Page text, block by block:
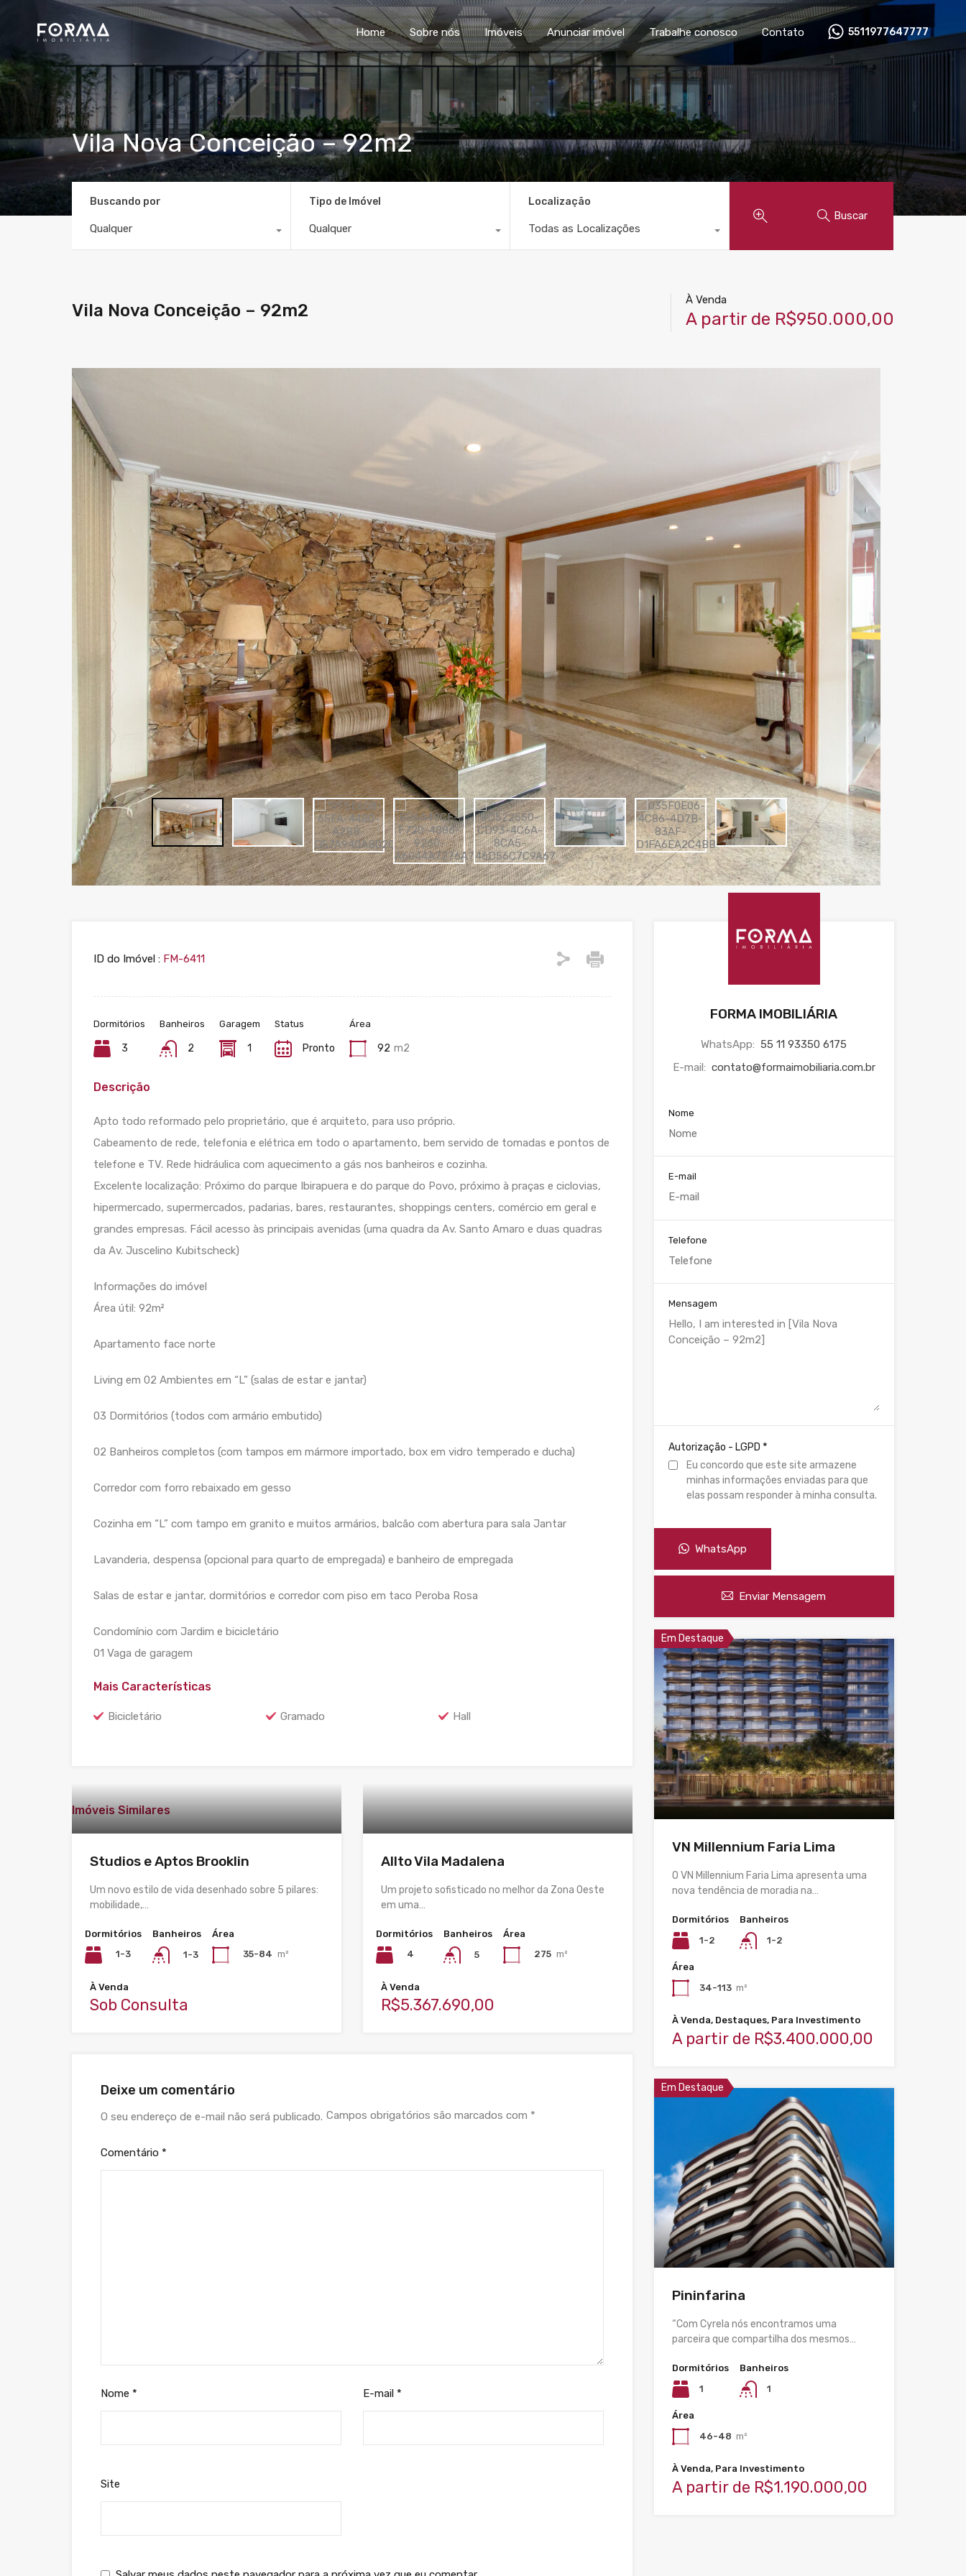
Home Sobre nós Imóveis Anunciar imóvel Trabalhe conosco Contato
Home Sobre nós Imóveis Anunciar imóvel Trabalhe conosco Contato 5511977647777
Vila Nova Conceição – 92m2
Buscando por
Qualquer
Tipo de Imóvel
Qualquer
Localização
Todas as Localizações
Buscar
Vila Nova Conceição – 92m2
À Venda
A partir de R$950.000,00
ID do Imóvel : FM-6411
Dormitórios
3
Banheiros
2
Garagem
1
Status
Pronto
Área
92 m2
Descrição
Apto todo reformado pelo proprietário, que é arquiteto, para uso próprio.
Cabeamento de rede, telefonia e elétrica em todo o apartamento, bem servido de tomadas e pontos de
telefone e TV. Rede hidráulica com aquecimento a gás nos banheiros e cozinha.
Excelente localização: Próximo do parque Ibirapuera e do parque do Povo, próximo à praças e ciclovias,
hipermercado, supermercados, padarias, bares, restaurantes, shoppings centers, comércio em geral e
grandes empresas. Fácil acesso às principais avenidas (uma quadra da Av. Santo Amaro e duas quadras
da Av. Juscelino Kubitscheck)
Informações do imóvel
Área útil: 92m²
Apartamento face norte
Living em 02 Ambientes em “L” (salas de estar e jantar)
03 Dormitórios (todos com armário embutido)
02 Banheiros completos (com tampos em mármore importado, box em vidro temperado e ducha)
Corredor com forro rebaixado em gesso
Cozinha em “L” com tampo em granito e muitos armários, balcão com abertura para sala Jantar
Lavanderia, despensa (opcional para quarto de empregada) e banheiro de empregada
Salas de estar e jantar, dormitórios e corredor com piso em taco Peroba Rosa
Condomínio com Jardim e bicicletário
01 Vaga de garagem
Mais Características
Bicicletário Gramado Hall
Imóveis Similares
Studios e Aptos Brooklin
Um novo estilo de vida desenhado sobre 5 pilares:
mobilidade,…
Dormitórios
1-3
Banheiros
1-3
Área
35-84 m²
À Venda
Sob Consulta
Allto Vila Madalena
Um projeto sofisticado no melhor da Zona Oeste
em uma…
Dormitórios
4
Banheiros
5
Área
275 m²
À Venda
R$5.367.690,00
Deixe um comentário
O seu endereço de e-mail não será publicado. Campos obrigatórios são marcados com *
Comentário *
Nome * E-mail *
Site
FORMA IMOBILIÁRIA
WhatsApp: 55 11 93350 6175
E-mail: contato@formaimobiliaria.com.br
Nome
E-mail
Telefone
Mensagem
Autorização - LGPD *
Eu concordo que este site armazene
minhas informações enviadas para que
elas possam responder à minha consulta.
WhatsApp
Enviar Mensagem
Em Destaque
VN Millennium Faria Lima
O VN Millennium Faria Lima apresenta uma
nova tendência de moradia na…
Dormitórios
1-2
Banheiros
1-2
Área
34-113 m²
À Venda, Destaques, Para Investimento
A partir de R$3.400.000,00
Em Destaque
Pininfarina
“Com Cyrela nós encontramos uma
parceira que compartilha dos mesmos…
Dormitórios
1
Banheiros
1
Área
46-48 m²
À Venda, Para Investimento
A partir de R$1.190.000,00